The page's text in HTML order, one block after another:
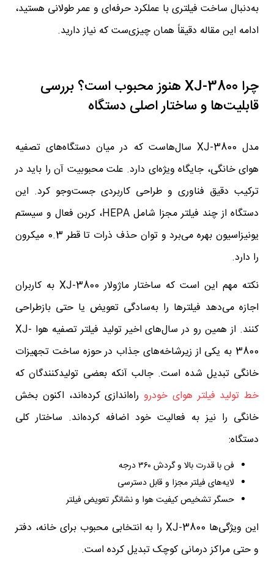
به‌دنبال ساخت فیلتری با عملکرد حرفه‌ای و عمر طولانی هستید،
ادامه این مقاله دقیقاً همان چیزی‌ست که نیاز دارید.
چرا XJ-3800 هنوز محبوب است؟ بررسی
قابلیت‌ها و ساختار اصلی دستگاه
مدل XJ-3800 سال‌هاست که در میان دستگاه‌های تصفیه
هوای خانگی، جایگاه ویژه‌ای دارد. علت محبوبیت آن را باید در
ترکیب دقیق فناوری و طراحی کاربردی جست‌وجو کرد. این
دستگاه از چند فیلتر مجزا شامل HEPA، کربن فعال و سیستم
یونیزاسیون بهره می‌برد و توان حذف ذرات تا قطر 0.3 میکرون
را دارد.
نکته مهم این است که ساختار ماژولار XJ-3800 به کاربران
اجازه می‌دهد فیلترها را به‌سادگی تعویض یا حتی بازطراحی
کنند. از همین رو در سال‌های اخیر تولید فیلتر تصفیه هوا XJ-
3800 به یکی از زیرشاخه‌های جذاب در حوزه ساخت تجهیزات
خانگی تبدیل شده است. جالب آنکه بعضی تولیدکنندگان که
خط تولید فیلتر هوای خودرو راه‌اندازی کرده‌اند، اکنون بخش
خانگی را نیز به فعالیت خود اضافه کرده‌اند. ساختار کلی
دستگاه:
فن با قدرت بالا و گردش ۳۶۰ درجه
لایه‌های فیلتر مجزا و قابل دسترسی
حسگر تشخیص کیفیت هوا و نشانگر تعویض فیلتر
این ویژگی‌ها XJ-3800 را به انتخابی محبوب برای خانه، دفتر
و حتی مراکز درمانی کوچک تبدیل کرده است.